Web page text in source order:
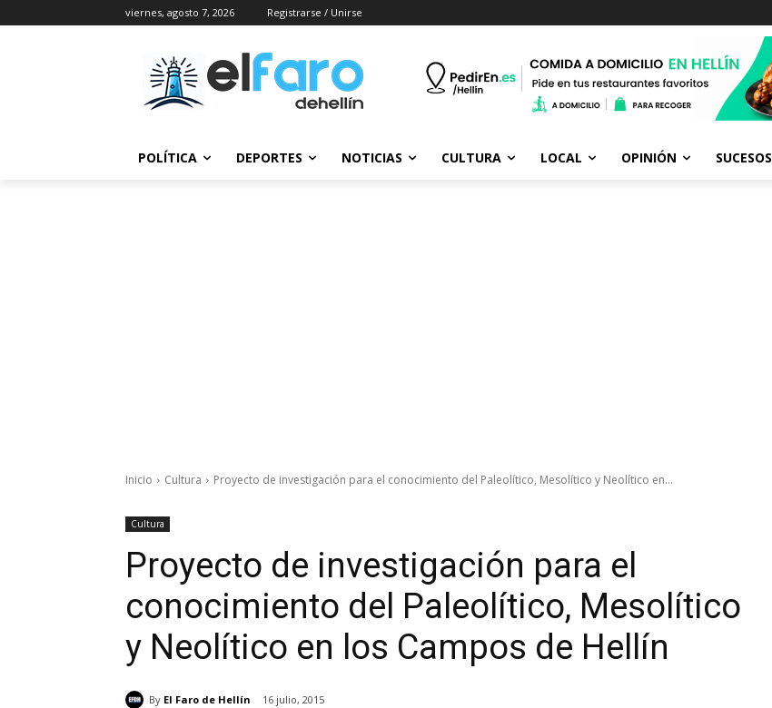
viernes, agosto 7, 2026 Registrarse / Unirse
POLÍTICA DEPORTES NOTICIAS CULTURA LOCAL OPINIÓN SUCESOS
Inicio Cultura Proyecto de investigación para el conocimiento del Paleolítico, Mesolítico y Neolítico en...
Cultura
Proyecto de investigación para el
conocimiento del Paleolítico, Mesolítico
y Neolítico en los Campos de Hellín
By El Faro de Hellín 16 julio, 2015